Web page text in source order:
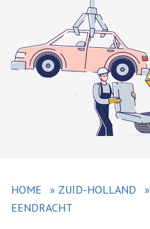
HOME » ZUID-HOLLAND »
EENDRACHT